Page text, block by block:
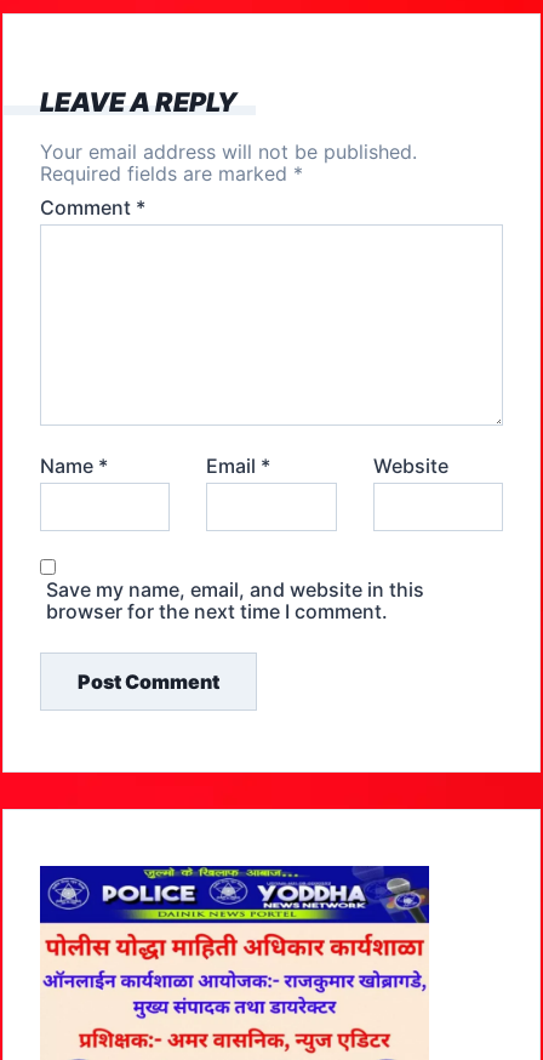
o
k
o
LEAVE A REPLY
Your email address will not be published.
Required fields are marked *
Comment *
Name * Email * Website
Save my name, email, and website in this
browser for the next time I comment.